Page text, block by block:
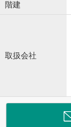
階建
取扱会社